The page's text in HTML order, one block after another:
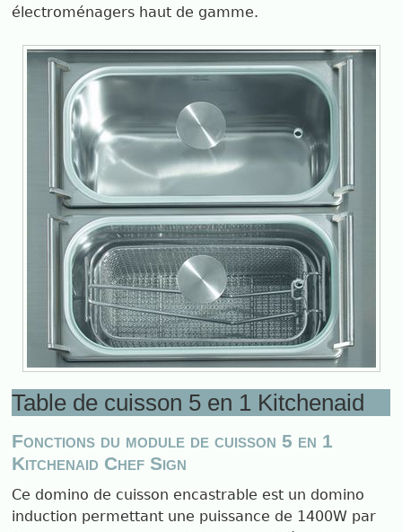
électroménagers haut de gamme.
Table de cuisson 5 en 1 Kitchenaid
Fonctions du module de cuisson 5 en 1
Kitchenaid Chef Sign
Ce domino de cuisson encastrable est un domino
induction permettant une puissance de 1400W par